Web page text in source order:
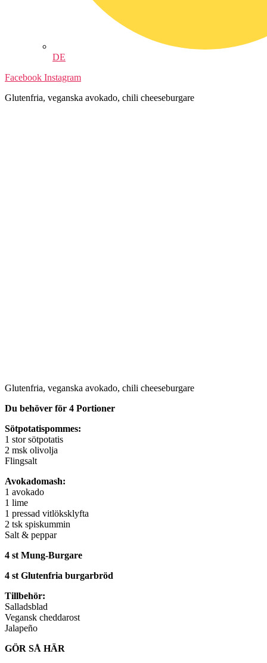
DE
Facebook Instagram
Glutenfria, veganska avokado, chili cheeseburgare
Glutenfria, veganska avokado, chili cheeseburgare
Du behöver för 4 Portioner
Sötpotatispommes:
1 stor sötpotatis
2 msk olivolja
Flingsalt
Avokadomash:
1 avokado
1 lime
1 pressad vitlöksklyfta
2 tsk spiskummin
Salt & peppar
4 st Mung-Burgare
4 st Glutenfria burgarbröd
Tillbehör:
Salladsblad
Vegansk cheddarost
Jalapeño
GÖR SÅ HÄR